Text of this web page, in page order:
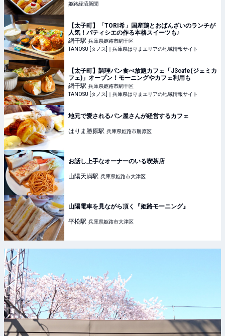
姫路経済新聞
【太子町】「TORI希」国産鶏とおばんざいのランチが
人気！パティシエの作る本格スイーツも♪
網干駅 兵庫県姫路市網干区
TANOSU [タノス]｜兵庫県はりまエリアの地域情報サイト
【太子町】調理パン食べ放題カフェ「J3cafe(ジェミカ
フェ)」オープン！モーニングやカフェ利用も
網干駅 兵庫県姫路市網干区
TANOSU [タノス]｜兵庫県はりまエリアの地域情報サイト
地元で愛されるパン屋さんが経営するカフェ
はりま勝原駅 兵庫県姫路市勝原区
お話し上手なオーナーのいる喫茶店
山陽天満駅 兵庫県姫路市大津区
山陽電車を見ながら頂く『姫路モーニング』
平松駅 兵庫県姫路市大津区